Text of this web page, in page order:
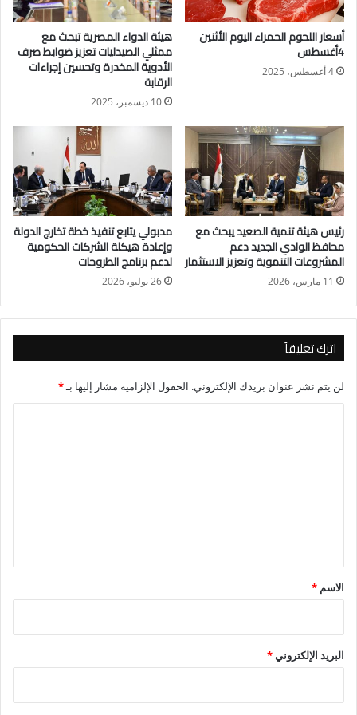
متميزة.
كما تم وضع آليات محددة لتأهيل المنشآت الطبية بالمحافظة
استعدادًا لبدء تطبيق المنظومة، شملت توفير الكوادر الطبية المدربة
والإمكانيات والأدوات اللازمة، مع التأكيد على أهمية المشاركة
الشاملة.
وأكد الوزير على حرص الوزارة على تقديم كافة أوجه الدعم الفني
واللوجستي لمطروح، لضمان جاهزيتها الكاملة وتقديم خدمات صحية
عالية الجودة ومستدامة للمواطنين، مشددًا على أن إدراج المحافظة
ضمن منظومة التأمين الصحي الشامل يمثل خطوة مهمة نحو تحقيق
العدالة الصحية وتغطية شاملة لجميع أبناء المحافظة.
حضر الاجتماع كل من: الدكتور شريف مصطفى مساعد وزير الصحة
المركزية للإدارة الاستراتيجية، والدكتور محمد رمضان رئيس الإدارة
أسعار اللحوم الحمراء اليوم الأثنين
4أغسطس
4 أغسطس، 2025
هيئة الدواء المصرية تبحث مع
ممثلي الصيدليات تعزيز ضوابط صرف
الأدوية المخدرة وتحسين إجراءات
الرقابة
10 ديسمبر، 2025
رئيس هيئة تنمية الصعيد يبحث مع
محافظ الوادي الجديد دعم
المشروعات التنموية وتعزيز الاستثمار
11 مارس، 2026
مدبولي يتابع تنفيذ خطة تخارج الدولة
وإعادة هيكلة الشركات الحكومية
لدعم برنامج الطروحات
26 يوليو، 2026
اترك تعليقاً
لن يتم نشر عنوان بريدك الإلكتروني. الحقول الإلزامية مشار إليها بـ*
*
الاسم *
البريد الإلكتروني*